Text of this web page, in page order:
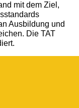
mit dem Ziel,
Ausbildung und
Die TAT